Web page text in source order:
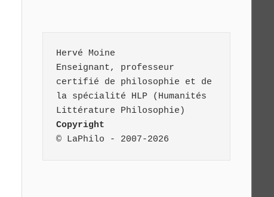
Hervé Moine
Enseignant, professeur
certifié de philosophie et de
la spécialité HLP (Humanités
Littérature Philosophie)
Copyright
© LaPhilo - 2007-2026